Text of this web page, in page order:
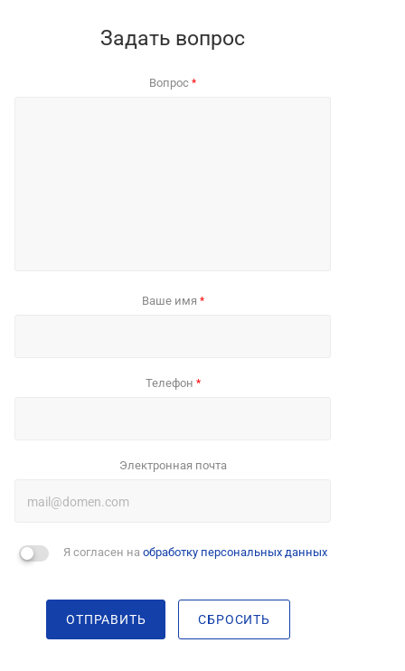
Задать вопрос
Вопрос *
Ваше имя *
Телефон *
Электронная почта
Я согласен на обработку персональных данных
ОТПРАВИТЬ СБРОСИТЬ